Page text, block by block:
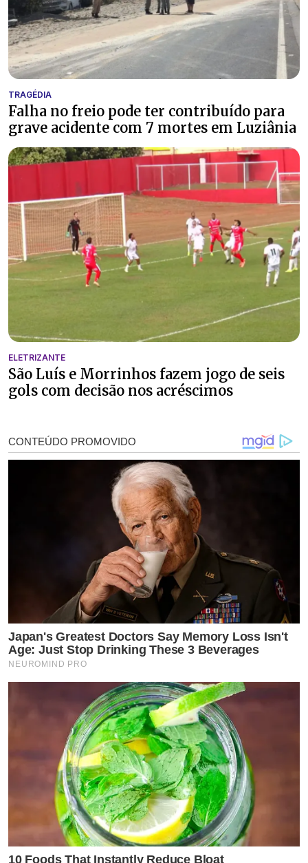
TRAGÉDIA
Falha no freio pode ter contribuído para
grave acidente com 7 mortes em Luziânia
ELETRIZANTE
São Luís e Morrinhos fazem jogo de seis
gols com decisão nos acréscimos